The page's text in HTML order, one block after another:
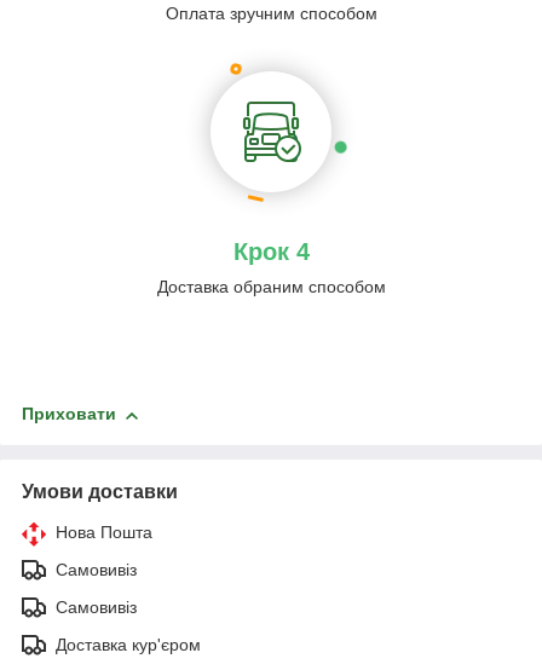
Оплата зручним способом
Крок 4
Доставка обраним способом
Приховати
Умови доставки
Нова Пошта
Самовивіз
Самовивіз
Доставка кур'єром